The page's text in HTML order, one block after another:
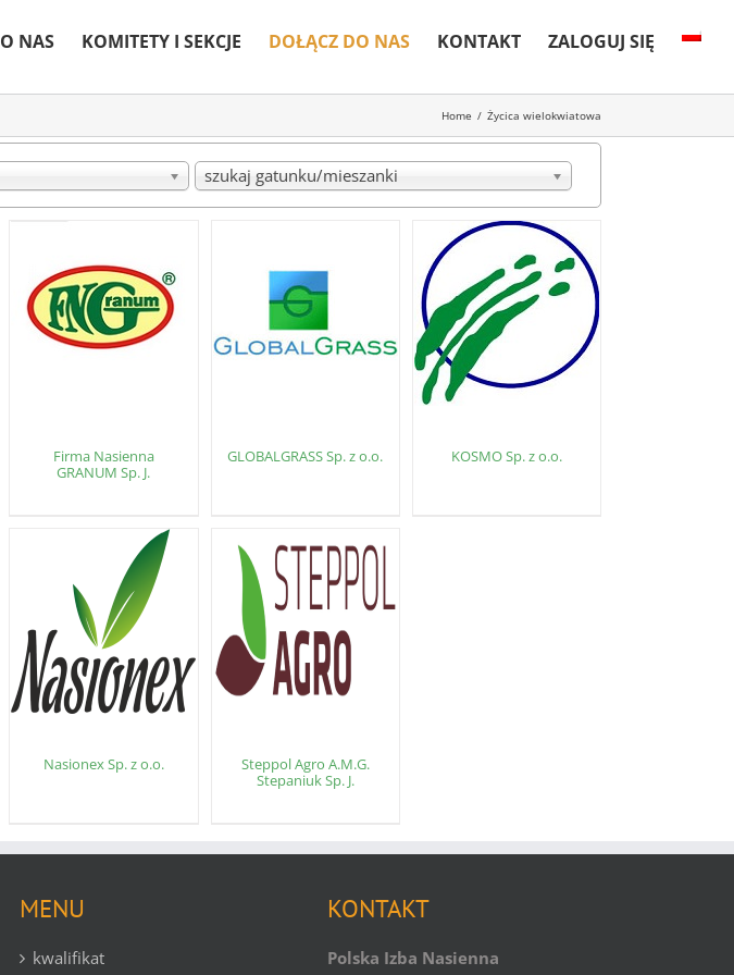
O NAS KOMITETY I SEKCJE DOŁĄCZ DO NAS KONTAKT ZALOGUJ SIĘ
Home / Życica wielokwiatowa
szukaj gatunku/mieszanki
Firma Nasienna
GRANUM Sp. J.
GLOBALGRASS Sp. z o.o. KOSMO Sp. z o.o.
Nasionex Sp. z o.o.
Steppol Agro A.M.G.
Stepaniuk Sp. J.
MENU
kwalifikat
KONTAKT
Polska Izba Nasienna